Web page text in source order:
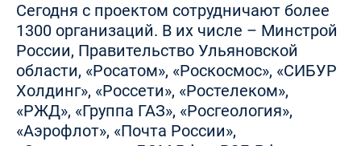
Сегодня с проектом сотрудничают более
1300 организаций. В их числе – Минстрой
России, Правительство Ульяновской
области, «Росатом», «Роскосмос», «СИБУР
Холдинг», «Россети», «Ростелеком»,
«РЖД», «Группа ГАЗ», «Росгеология»,
«Аэрофлот», «Почта России»,